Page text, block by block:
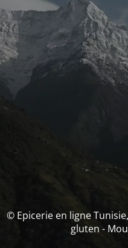
© Epicerie en ligne
gluten -